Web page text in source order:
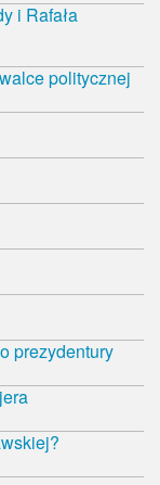
i Rafała
politycznej
prezydentury